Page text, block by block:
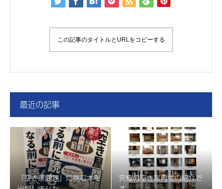
この記事のタイトルとURLをコピーする
最近の記事
『空き家問題』に挑む本を
究極の空き家再生の紹介で